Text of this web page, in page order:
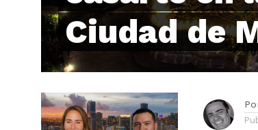
Ciudad de